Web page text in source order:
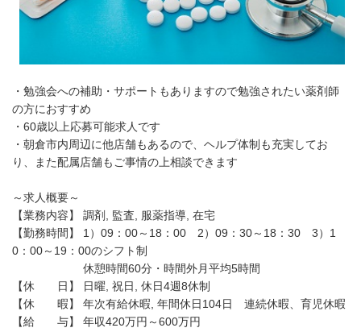
・勉強会への補助・サポートもありますので勉強されたい薬剤師
の方におすすめ
・60歳以上応募可能求人です
・朝倉市内周辺に他店舗もあるので、ヘルプ体制も充実してお
り、また配属店舗もご事情の上相談できます
～求人概要～
【業務内容】 調剤, 監査, 服薬指導, 在宅
【勤務時間】 1）09：00～18：00 2）09：30～18：30 3）1
0：00～19：00のシフト制
休憩時間60分・時間外月平均5時間
【休 日】 日曜, 祝日, 休日4週8休制
【休 暇】 年次有給休暇, 年間休日104日 連続休暇、育児休暇
【給 与】 年収420万円～600万円